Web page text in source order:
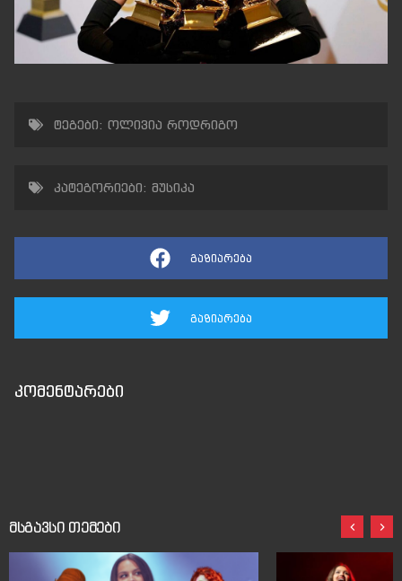
ტეგები: ოლივია როდრიგო
კატეგორიები: მუსიკა
გაზიარება
გაზიარება
კომენტარები
მსგავსი თემები